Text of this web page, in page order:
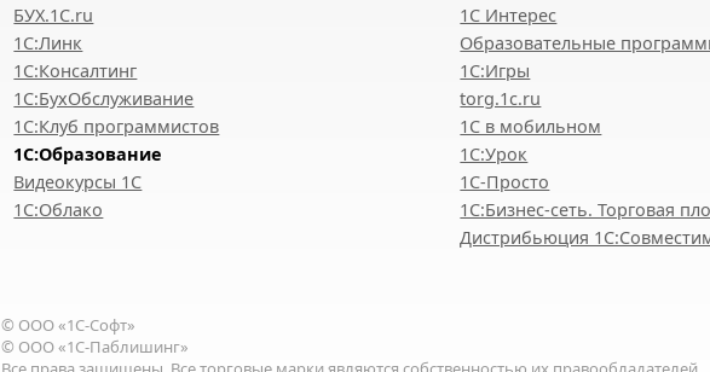
БУХ.1С.ru
1С:Линк
1С:Консалтинг
1С:БухОбслуживание
1С:Клуб программистов
1С:Образование
Видеокурсы 1С
1С:Облако
1С Интерес
Образовательные
1С:Игры
torg.1c.ru
1С в мобильном
1С:Урок
1C-Просто
1С:Бизнес-сеть. Торговая
Дистрибьюция
© ООО «1С-Софт»
© ООО «1С-Паблишинг»